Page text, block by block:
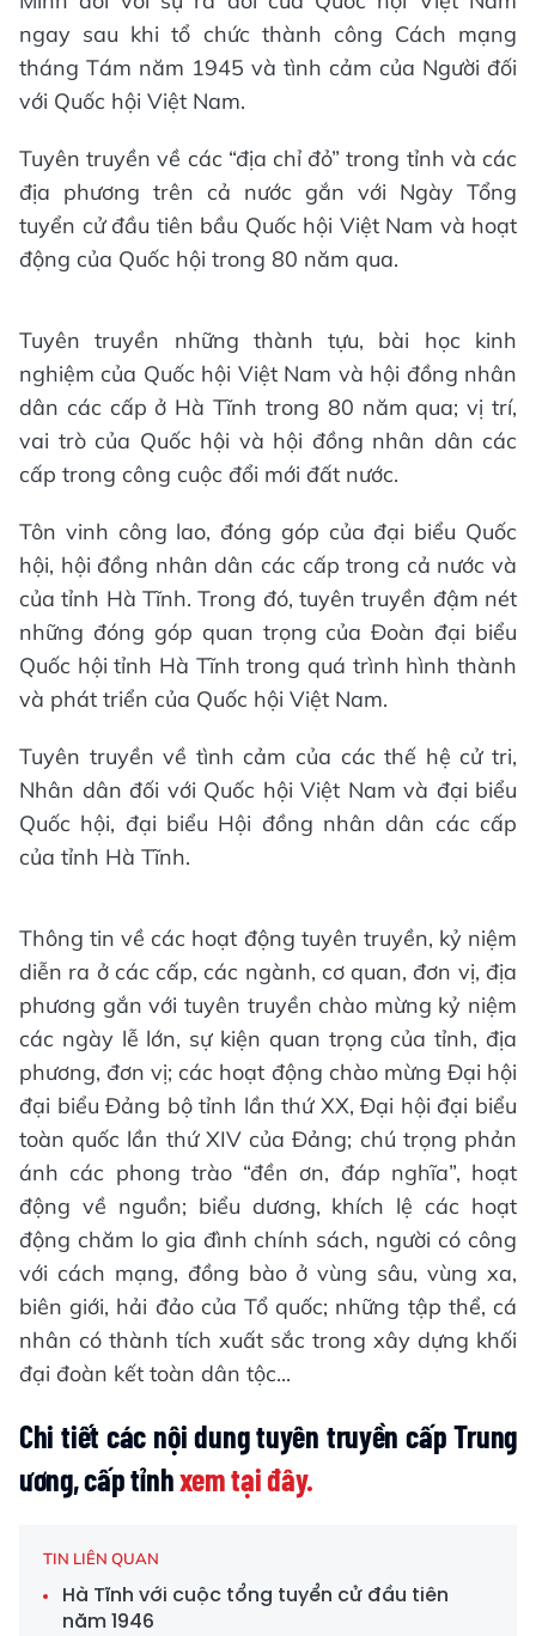
ngay sau khi tổ chức thành công Cách mạng
tháng Tám năm 1945 và tình cảm của Người đối
với Quốc hội Việt Nam.
Tuyên truyền về các “địa chỉ đỏ” trong tỉnh và các
địa phương trên cả nước gắn với Ngày Tổng
tuyển cử đầu tiên bầu Quốc hội Việt Nam và hoạt
động của Quốc hội trong 80 năm qua.
Tuyên truyền những thành tựu, bài học kinh
nghiệm của Quốc hội Việt Nam và hội đồng nhân
dân các cấp ở Hà Tĩnh trong 80 năm qua; vị trí,
vai trò của Quốc hội và hội đồng nhân dân các
cấp trong công cuộc đổi mới đất nước.
Tôn vinh công lao, đóng góp của đại biểu Quốc
hội, hội đồng nhân dân các cấp trong cả nước và
của tỉnh Hà Tĩnh. Trong đó, tuyên truyền đậm nét
những đóng góp quan trọng của Đoàn đại biểu
Quốc hội tỉnh Hà Tĩnh trong quá trình hình thành
và phát triển của Quốc hội Việt Nam.
Tuyên truyền về tình cảm của các thế hệ cử tri,
Nhân dân đối với Quốc hội Việt Nam và đại biểu
Quốc hội, đại biểu Hội đồng nhân dân các cấp
của tỉnh Hà Tĩnh.
Thông tin về các hoạt động tuyên truyền, kỷ niệm
diễn ra ở các cấp, các ngành, cơ quan, đơn vị, địa
phương gắn với tuyên truyền chào mừng kỷ niệm
các ngày lễ lớn, sự kiện quan trọng của tỉnh, địa
phương, đơn vị; các hoạt động chào mừng Đại hội
đại biểu Đảng bộ tỉnh lần thứ XX, Đại hội đại biểu
toàn quốc lần thứ XIV của Đảng; chú trọng phản
ánh các phong trào “đền ơn, đáp nghĩa”, hoạt
động về nguồn; biểu dương, khích lệ các hoạt
động chăm lo gia đình chính sách, người có công
với cách mạng, đồng bào ở vùng sâu, vùng xa,
biên giới, hải đảo của Tổ quốc; những tập thể, cá
nhân có thành tích xuất sắc trong xây dựng khối
đại đoàn kết toàn dân tộc...
Chi tiết các nội dung tuyên truyền cấp Trung
ương, cấp tỉnhxem tại đây.
TIN LIÊN QUAN
Hà Tĩnh với cuộc tổng tuyển cử đầu tiên
năm 1946